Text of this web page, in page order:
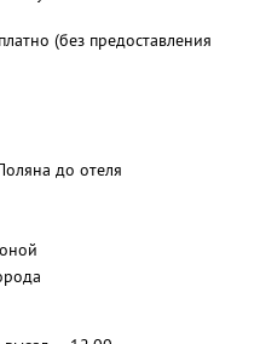
(без предоставления
до отеля